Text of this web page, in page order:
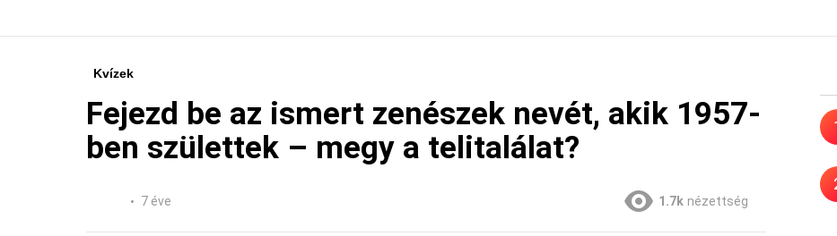
Kvízek
Fejezd be az ismert zenészek nevét, akik 1957-
ben születtek – megy a telitalálat?
7 éve 1.7k nézettség